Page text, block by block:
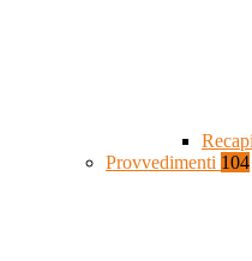
Provvedimenti 104